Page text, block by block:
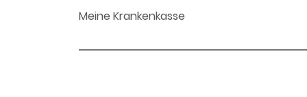
Meine Krankenkasse